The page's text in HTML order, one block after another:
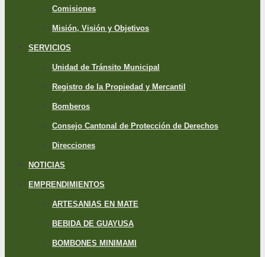
Comisiones
Misión, Visión y Objetivos
SERVICIOS
Unidad de Tránsito Municipal
Registro de la Propiedad y Mercantil
Bomberos
Consejo Cantonal de Protección de Derechos
Direcciones
NOTICIAS
EMPRENDIMIENTOS
ARTESANIAS EN MATE
BEBIDA DE GUAYUSA
BOMBONES MINIMAMI